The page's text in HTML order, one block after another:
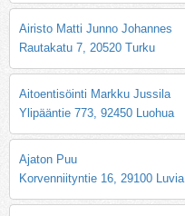
Airisto Matti Junno Johannes
Rautakatu 7, 20520 Turku
Aitoentisöinti Markku Jussila
Ylipääntie 773, 92450 Luohua
Ajaton Puu
Korvenniityntie 16, 29100 Luvia